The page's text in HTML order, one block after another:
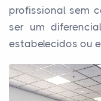
profissional sem
ser um
estabelecidos ou